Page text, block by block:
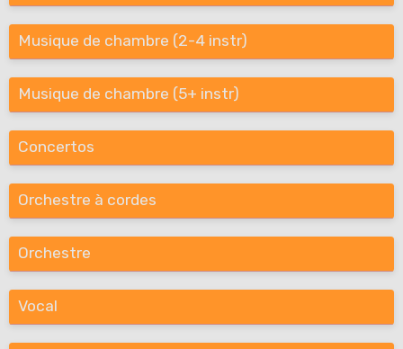
Musique de chambre (2-4 instr)
Musique de chambre (5+ instr)
Concertos
Orchestre à cordes
Orchestre
Vocal